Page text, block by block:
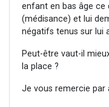
enfant en bas âge ce
(médisance) et lui
négatifs tenus sur lui
Peut-être vaut-il
la place ?
Je vous remercie par